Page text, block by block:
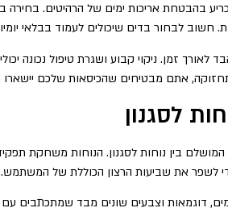
בהבטחת אריכות ימים של הרהיטים. בחירה
חשוב לבחור בדים שיכולים לעמוד בבלאי
זמן. ניקוי קבוע ושגרת טיפול נכונה
אתם מבטיחים שהכיסאות שלכם יישארו
לסגנון
בין נוחות לסגנון. הנוחות משחקת
לשפר את שביעות הרצון הכוללת של המשתמש.
דוגמאות וצבעים שונים מבד שמתכתבים עם